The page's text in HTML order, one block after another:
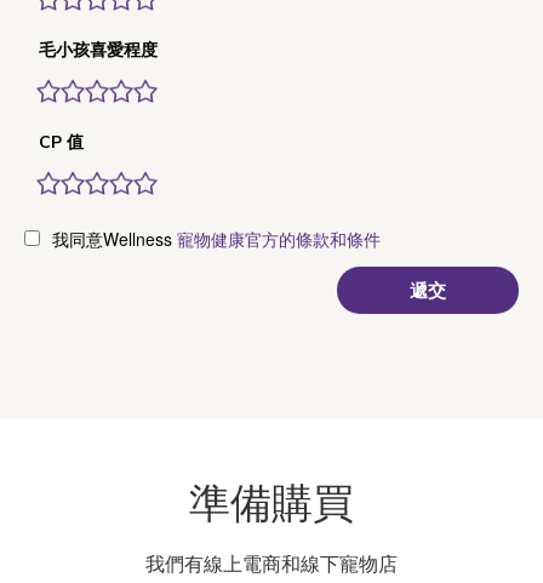
毛小孩喜愛程度
CP 值
我同意Wellness 寵物健康官方的條款和條件
準備購買
我們有線上電商和線下寵物店